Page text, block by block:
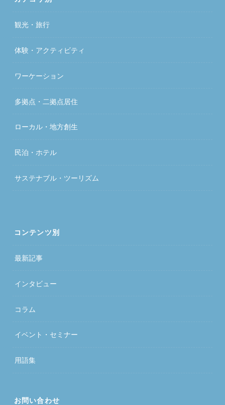
観光・旅行
体験・アクティビティ
ワーケーション
多拠点・二拠点居住
ローカル・地方創生
民泊・ホテル
サステナブル・ツーリズム
コンテンツ別
最新記事
インタビュー
コラム
イベント・セミナー
用語集
お問い合わせ